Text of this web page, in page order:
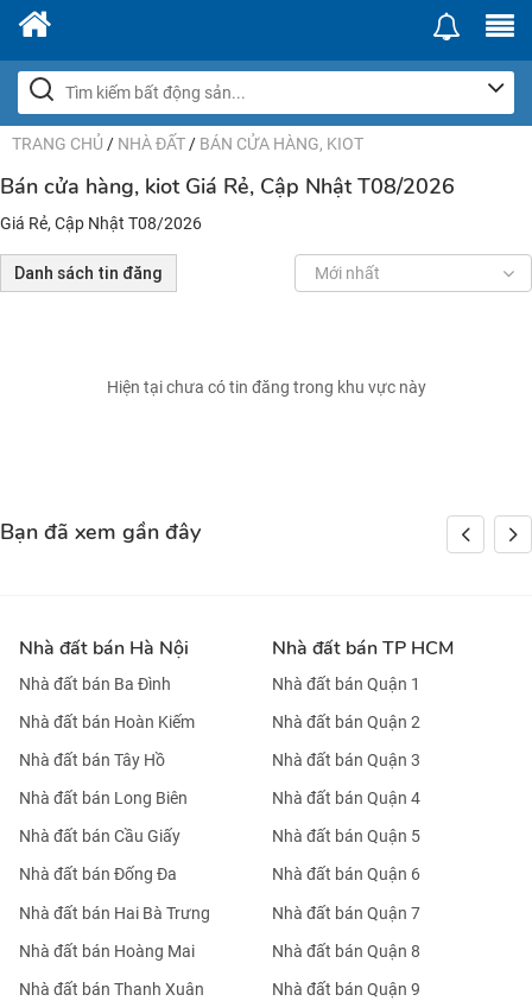
TRANG CHỦ / NHÀ ĐẤT / BÁN CỬA HÀNG, KIOT
Bán cửa hàng, kiot Giá Rẻ, Cập Nhật T08/2026
Giá Rẻ, Cập Nhật T08/2026
Danh sách tin đăng Mới nhất
Hiện tại chưa có tin đăng trong khu vực này
Bạn đã xem gần đây
Nhà đất bán Hà Nội
Nhà đất bán Ba Đình
Nhà đất bán Hoàn Kiếm
Nhà đất bán Tây Hồ
Nhà đất bán Long Biên
Nhà đất bán Cầu Giấy
Nhà đất bán Đống Đa
Nhà đất bán Hai Bà Trưng
Nhà đất bán Hoàng Mai
Nhà đất bán Thanh Xuân
Nhà đất bán TP HCM
Nhà đất bán Quận 1
Nhà đất bán Quận 2
Nhà đất bán Quận 3
Nhà đất bán Quận 4
Nhà đất bán Quận 5
Nhà đất bán Quận 6
Nhà đất bán Quận 7
Nhà đất bán Quận 8
Nhà đất bán Quận 9